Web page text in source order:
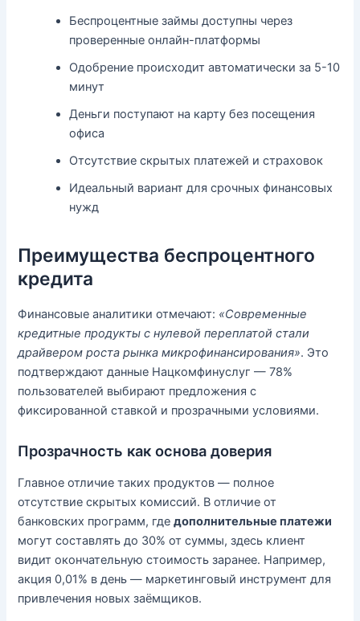
Беспроцентные займы доступны через
проверенные онлайн-платформы
Одобрение происходит автоматически за 5-10
минут
Деньги поступают на карту без посещения
офиса
Отсутствие скрытых платежей и страховок
Идеальный вариант для срочных финансовых
нужд
Преимущества беспроцентного
кредита
Финансовые аналитики отмечают: «Современные
кредитные продукты с нулевой переплатой стали
драйвером роста рынка микрофинансирования». Это
подтверждают данные Нацкомфинуслуг — 78%
пользователей выбирают предложения с
фиксированной ставкой и прозрачными условиями.
Прозрачность как основа доверия
Главное отличие таких продуктов — полное
отсутствие скрытых комиссий. В отличие от
банковских программ, гдедополнительные платежи
могут составлять до 30% от суммы, здесь клиент
видит окончательную стоимость заранее. Например,
акция 0,01% в день — маркетинговый инструмент для
привлечения новых заёмщиков.